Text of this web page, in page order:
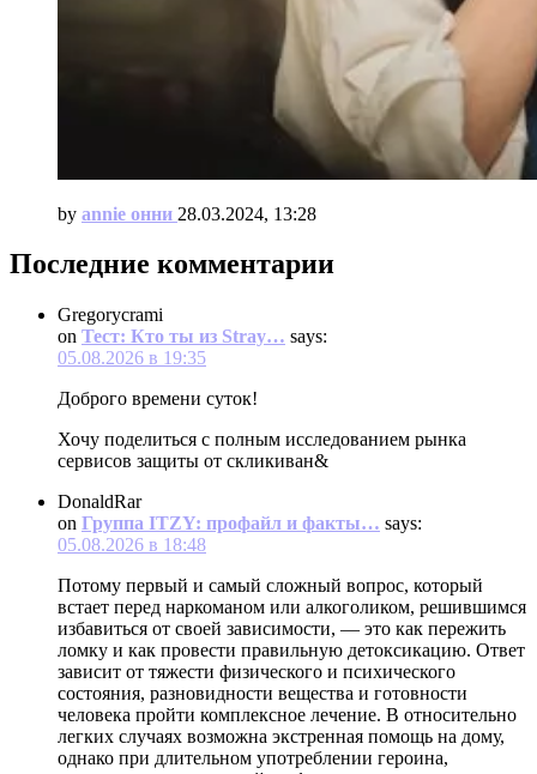
by annie онни 28.03.2024, 13:28
Последние комментарии
Gregorycrami
on Тест: Кто ты из Stray… says:
05.08.2026 в 19:35
Доброго времени суток!
Хочу поделиться с полным исследованием рынка
сервисов защиты от скликиван&
DonaldRar
on Группа ITZY: профайл и факты… says:
05.08.2026 в 18:48
Потому первый и самый сложный вопрос, который
встает перед наркоманом или алкоголиком, решившимся
избавиться от своей зависимости, — это как пережить
ломку и как провести правильную детоксикацию. Ответ
зависит от тяжести физического и психического
состояния, разновидности вещества и готовности
человека пройти комплексное лечение. В относительно
легких случаях возможна экстренная помощь на дому,
однако при длительном употреблении героина,